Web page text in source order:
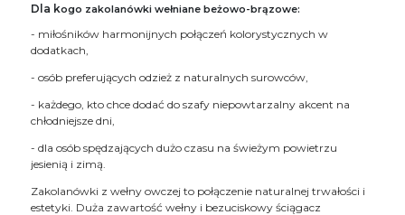
Dla kogo zakolanówki wełniane beżowo-brązowe:
- miłośników harmonijnych połączeń kolorystycznych w
dodatkach,
- osób preferujących odzież z naturalnych surowców,
- każdego, kto chce dodać do szafy niepowtarzalny akcent na
chłodniejsze dni,
- dla osób spędzających dużo czasu na świeżym powietrzu
jesienią i zimą.
Zakolanówki z wełny owczej to połączenie naturalnej trwałości i
estetyki. Duża zawartość wełny i bezuciskowy ściągacz